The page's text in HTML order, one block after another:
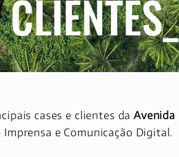
cases e clientes daAvenida
Imprensa e Comunicação Digital.